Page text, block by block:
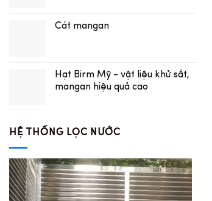
Cát mangan
Hạt Birm Mỹ - vật liệu khử sắt,
mangan hiệu quả cao
HỆ THỐNG LỌC NƯỚC